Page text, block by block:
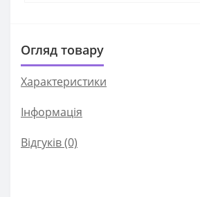
Огляд товару
Характеристики
Iнформація
Відгуків (0)